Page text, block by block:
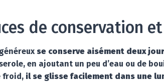
de conservation
se conserve aisément deux
en ajoutant un peu d’eau ou de
froid, il se glisse facilement dans une